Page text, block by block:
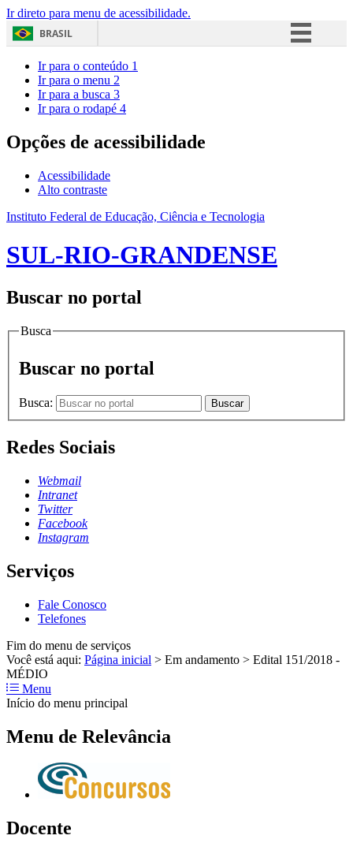
Ir direto para menu de acessibilidade.
BRASIL
Acesso à informação
Ir para o conteúdo 1
Ir para o menu 2
Ir para a busca 3
Ir para o rodapé 4
Opções de acessibilidade
Acessibilidade
Alto contraste
Instituto Federal de Educação, Ciência e Tecnologia
SUL-RIO-GRANDENSE
Buscar no portal
Busca
Buscar no portal
Busca: Buscar
Redes Sociais
Webmail
Intranet
Twitter
Facebook
Instagram
Serviços
Fale Conosco
Telefones
Fim do menu de serviços
Você está aqui: Página inicial > Em andamento > Edital 151/2018 -
MÉDIO
Menu
Início do menu principal
Menu de Relevância
Docente